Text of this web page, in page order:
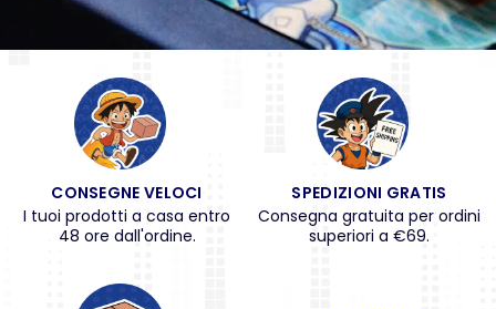
CONSEGNE VELOCI
I tuoi prodotti a casa entro
48 ore dall'ordine.
SPEDIZIONI GRATIS
Consegna gratuita per ordini
superiori a €69.